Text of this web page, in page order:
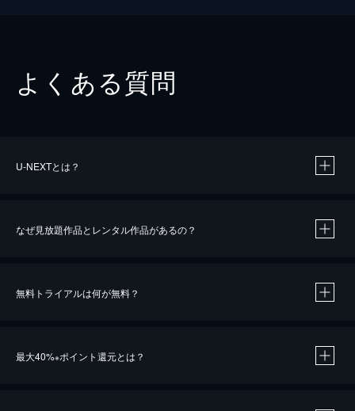
よくある質問
U-NEXTとは？
なぜ見放題作品とレンタル作品があるの？
無料トライアルは何が無料？
最大40%※ポイント還元とは？